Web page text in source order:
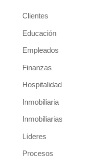
Clientes
Educación
Empleados
Finanzas
Hospitalidad
Inmobiliaria
Inmobiliarias
Líderes
Procesos